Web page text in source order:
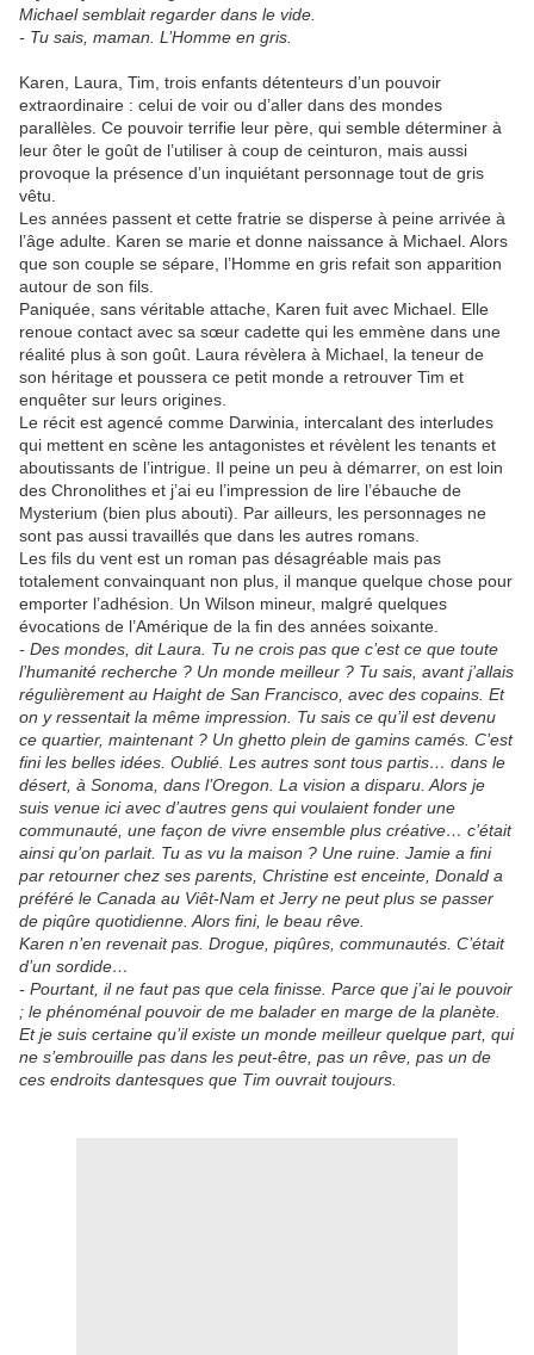
Michael semblait regarder dans le vide.
- Tu sais, maman. L’Homme en gris.
Karen, Laura, Tim, trois enfants détenteurs d’un pouvoir
extraordinaire : celui de voir ou d’aller dans des mondes
parallèles. Ce pouvoir terrifie leur père, qui semble déterminer à
leur ôter le goût de l’utiliser à coup de ceinturon, mais aussi
provoque la présence d’un inquiétant personnage tout de gris
vêtu.
Les années passent et cette fratrie se disperse à peine arrivée à
l’âge adulte. Karen se marie et donne naissance à Michael. Alors
que son couple se sépare, l’Homme en gris refait son apparition
autour de son fils.
Paniquée, sans véritable attache, Karen fuit avec Michael. Elle
renoue contact avec sa sœur cadette qui les emmène dans une
réalité plus à son goût. Laura révèlera à Michael, la teneur de
son héritage et poussera ce petit monde a retrouver Tim et
enquêter sur leurs origines.
Le récit est agencé comme Darwinia, intercalant des interludes
qui mettent en scène les antagonistes et révèlent les tenants et
aboutissants de l’intrigue. Il peine un peu à démarrer, on est loin
des Chronolithes et j’ai eu l’impression de lire l’ébauche de
Mysterium (bien plus abouti). Par ailleurs, les personnages ne
sont pas aussi travaillés que dans les autres romans.
Les fils du vent est un roman pas désagréable mais pas
totalement convainquant non plus, il manque quelque chose pour
emporter l’adhésion. Un Wilson mineur, malgré quelques
évocations de l’Amérique de la fin des années soixante.
- Des mondes, dit Laura. Tu ne crois pas que c’est ce que toute
l’humanité recherche ? Un monde meilleur ? Tu sais, avant j’allais
régulièrement au Haight de San Francisco, avec des copains. Et
on y ressentait la même impression. Tu sais ce qu’il est devenu
ce quartier, maintenant ? Un ghetto plein de gamins camés. C’est
fini les belles idées. Oublié. Les autres sont tous partis… dans le
désert, à Sonoma, dans l’Oregon. La vision a disparu. Alors je
suis venue ici avec d’autres gens qui voulaient fonder une
communauté, une façon de vivre ensemble plus créative… c’était
ainsi qu’on parlait. Tu as vu la maison ? Une ruine. Jamie a fini
par retourner chez ses parents, Christine est enceinte, Donald a
préféré le Canada au Viêt-Nam et Jerry ne peut plus se passer
de piqûre quotidienne. Alors fini, le beau rêve.
Karen n’en revenait pas. Drogue, piqûres, communautés. C’était
d’un sordide…
- Pourtant, il ne faut pas que cela finisse. Parce que j’ai le pouvoir
; le phénoménal pouvoir de me balader en marge de la planète.
Etje suis certaine qu’il existe un monde meilleur quelque part, qui
ne s’embrouille pas dans les peut-être, pas un rêve, pas un de
ces endroits dantesques que Tim ouvrait toujours.